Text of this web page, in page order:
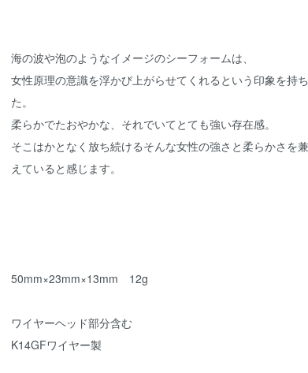
海の波や泡のようなイメージのシーフォームは、
女性原理の意識を浮かび上がらせてくれるという印象を持
た。
柔らかでたおやかな、それでいてとても強い存在感。
そこはかとなく放ち続けるそんな女性の強さと柔らかさを
えていると感じます。
50mm×23mm×13mm 12g
ワイヤーヘッド部分含む
K14GFワイヤー製